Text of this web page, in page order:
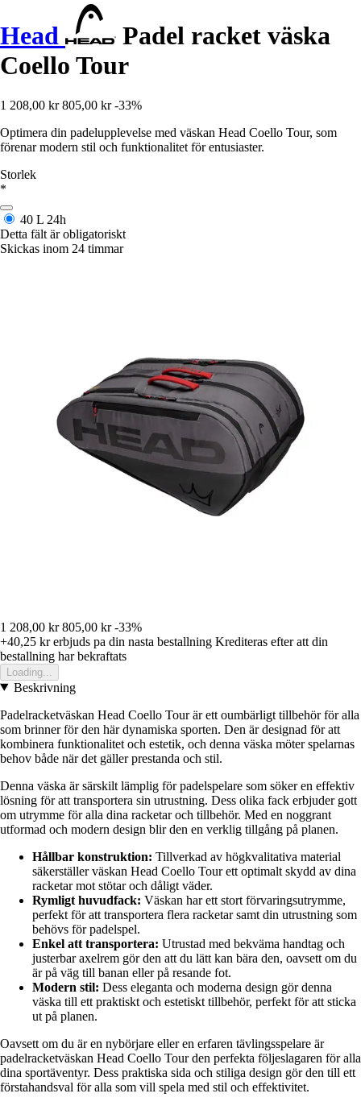
Head
Padel racket väska
Coello Tour
1 208,00 kr 805,00 kr -33%
Optimera din padelupplevelse med väskan Head Coello Tour, som
förenar modern stil och funktionalitet för entusiaster.
Storlek
*
40 L 24h
Detta fält är obligatoriskt
Skickas inom 24 timmar
1 208,00 kr 805,00 kr -33%
+40,25 krerbjuds pa din nasta bestallning Krediteras efter att din
bestallning har bekraftats
Loading...
Beskrivning
Padelracketväskan Head Coello Tour är ett oumbärligt tillbehör för alla
som brinner för den här dynamiska sporten. Den är designad för att
kombinera funktionalitet och estetik, och denna väska möter spelarnas
behov både när det gäller prestanda och stil.
Denna väska är särskilt lämplig för padelspelare som söker en effektiv
lösning för att transportera sin utrustning. Dess olika fack erbjuder gott
om utrymme för alla dina racketar och tillbehör. Med en noggrant
utformad och modern design blir den en verklig tillgång på planen.
Hållbar konstruktion: Tillverkad av högkvalitativa material
säkerställer väskan Head Coello Tour ett optimalt skydd av dina
racketar mot stötar och dåligt väder.
Rymligt huvudfack: Väskan har ett stort förvaringsutrymme,
perfekt för att transportera flera racketar samt din utrustning som
behövs för padelspel.
Enkel att transportera: Utrustad med bekväma handtag och
justerbar axelrem gör den att du lätt kan bära den, oavsett om du
är på väg till banan eller på resande fot.
Modern stil: Dess eleganta och moderna design gör denna
väska till ett praktiskt och estetiskt tillbehör, perfekt för att sticka
ut på planen.
Oavsett om du är en nybörjare eller en erfaren tävlingsspelare är
padelracketväskan Head Coello Tour den perfekta följeslagaren för alla
dina sportäventyr. Dess praktiska sida och stiliga design gör den till ett
förstahandsval för alla som vill spela med stil och effektivitet.